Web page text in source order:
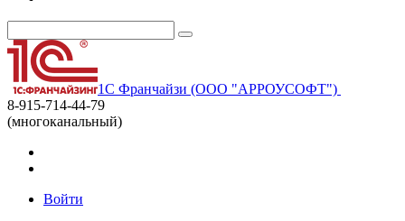
1С Франчайзи (ООО "АРРОУСОФТ")
8-915-714-44-79
(многоканальный)
Войти